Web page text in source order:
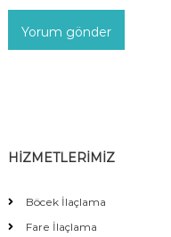
HİZMETLERİMİZ
Böcek İlaçlama
Fare İlaçlama